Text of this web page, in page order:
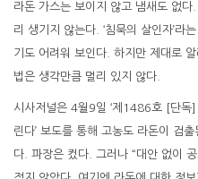
라돈 가스는 보이지 않고 냄새도 없
리 생기지 않는다. ‘침묵의 살인자’라
기도 어려워 보인다. 하지만 제대로
법은 생각만큼 멀리 있지 않다.
시사저널은 4월9일 ‘제1486호 [단독
린다’ 보도를 통해 고농도 라돈이 검
다. 파장은 컸다. 그러나 “대안 없이